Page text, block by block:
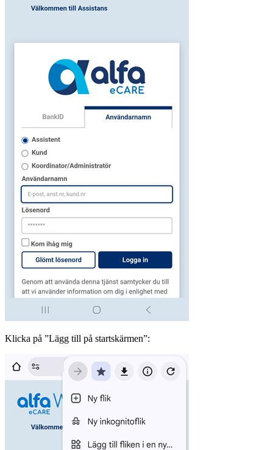
Klicka på ”Lägg till på startskärmen”: